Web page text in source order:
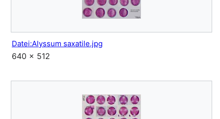
Datei:Alyssum saxatile.jpg
640 × 512